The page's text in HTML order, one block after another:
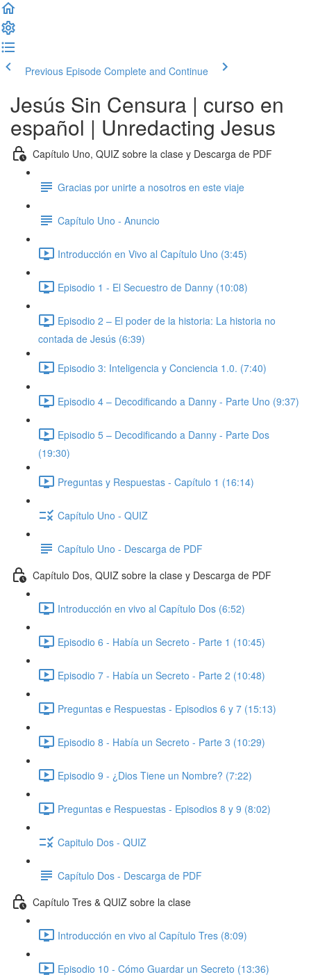
Previous Episode Complete and Continue
Jesús Sin Censura | curso en
español | Unredacting Jesus
Capítulo Uno, QUIZ sobre la clase y Descarga de PDF
Gracias por unirte a nosotros en este viaje
Capítulo Uno - Anuncio
Introducción en Vivo al Capítulo Uno (3:45)
Episodio 1 - El Secuestro de Danny (10:08)
Episodio 2 – El poder de la historia: La historia no
contada de Jesús (6:39)
Episodio 3: Inteligencia y Conciencia 1.0. (7:40)
Episodio 4 – Decodificando a Danny - Parte Uno (9:37)
Episodio 5 – Decodificando a Danny - Parte Dos
(19:30)
Preguntas y Respuestas - Capítulo 1 (16:14)
Capítulo Uno - QUIZ
Capítulo Uno - Descarga de PDF
Capítulo Dos, QUIZ sobre la clase y Descarga de PDF
Introducción en vivo al Capítulo Dos (6:52)
Episodio 6 - Había un Secreto - Parte 1 (10:45)
Episodio 7 - Había un Secreto - Parte 2 (10:48)
Preguntas e Respuestas - Episodios 6 y 7 (15:13)
Episodio 8 - Había un Secreto - Parte 3 (10:29)
Episodio 9 - ¿Dios Tiene un Nombre? (7:22)
Preguntas e Respuestas - Episodios 8 y 9 (8:02)
Capitulo Dos - QUIZ
Capítulo Dos - Descarga de PDF
Capítulo Tres & QUIZ sobre la clase
Introducción en vivo al Capítulo Tres (8:09)
Episodio 10 - Cómo Guardar un Secreto (13:36)